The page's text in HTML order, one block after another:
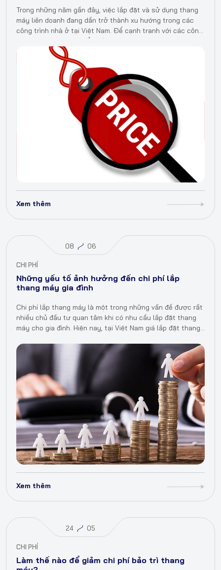
Trong những năm gần đây, việc lắp đặt và sử dụng thang
máy liên doanh đang dần trở thành xu hướng trong các
công trình nhà ở tại Việt Nam. Để cạnh tranh với các công
ty thang máy nhập khẩu thì…
Xem thêm
08 06
CHI PHÍ
Những yếu tố ảnh hưởng đến chi phí lắp
thang máy gia đình
Chi phí lắp thang máy là một trong những vấn đề được rất
nhiều chủ đầu tư quan tâm khi có nhu cầu lắp đặt thang
máy cho gia đình. Hiện nay, tại Việt Nam giá lắp đặt thang
Xem thêm
24 05
CHI PHÍ
Làm thế nào để giảm chi phí bảo trì thang